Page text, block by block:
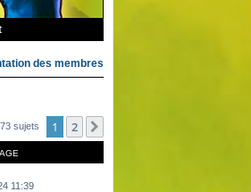
des membres
73 sujets 1 2
11:39